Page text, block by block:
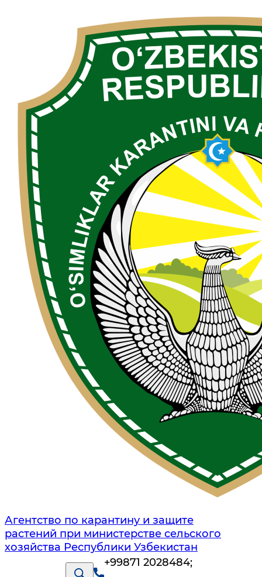
Агентство по карантину и защите
растений при министерстве сельского
хозяйства Республики Узбекистан
+99871 2028484;